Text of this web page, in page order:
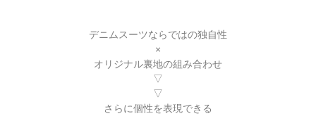
デニムスーツならではの独自性
×
オリジナル裏地の組み合わせ
▽
▽
さらに個性を表現できる